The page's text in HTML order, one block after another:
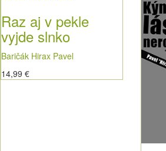
Raz aj v pekle
vyjde slnko
Baričák Hirax Pavel
14,99 €